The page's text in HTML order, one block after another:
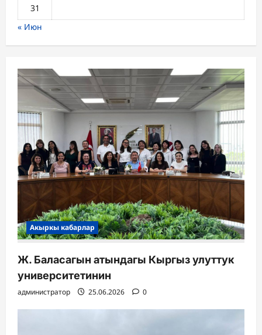
31
« Июн
Акыркы кабарлар
Ж. Баласагын атындагы Кыргыз улуттук
университетинин
администратор 25.06.2026 0